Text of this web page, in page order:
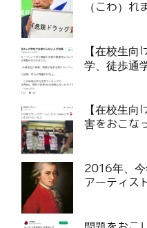
（こわ）
【在校生向
学、徒歩通
【在校生向
害をおこな
2016年、今
アーティス